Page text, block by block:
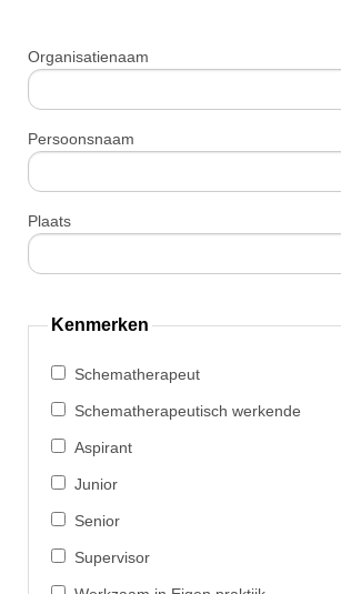
Organisatienaam
Persoonsnaam
Plaats
Kenmerken
Schematherapeut
Schematherapeutisch werkende
Aspirant
Junior
Senior
Supervisor